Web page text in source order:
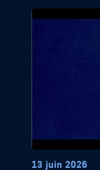
13 juin 2026